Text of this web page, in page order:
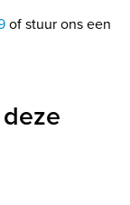
of stuur ons een